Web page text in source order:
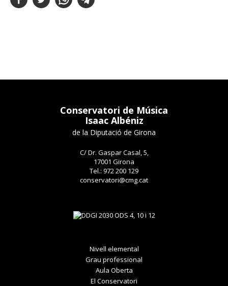
Conservatori de Música
Isaac Albéniz
de la Diputació de Girona
C/ Dr. Gaspar Casal, 5,
17001 Girona
Tel.: 972 200 129
conservatori@cmg.cat
Nivell elemental
Grau professional
Aula Oberta
El Conservatori